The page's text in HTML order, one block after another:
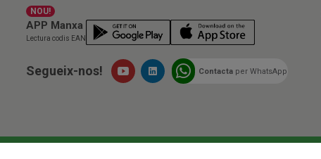
NOU!
APP Manxa
Lectura codis EAN
Segueix-nos! Contacta per WhatsApp